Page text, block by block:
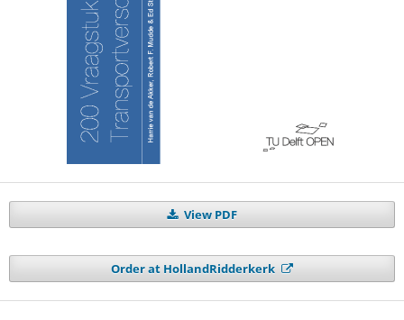
View PDF
Order at HollandRidderkerk